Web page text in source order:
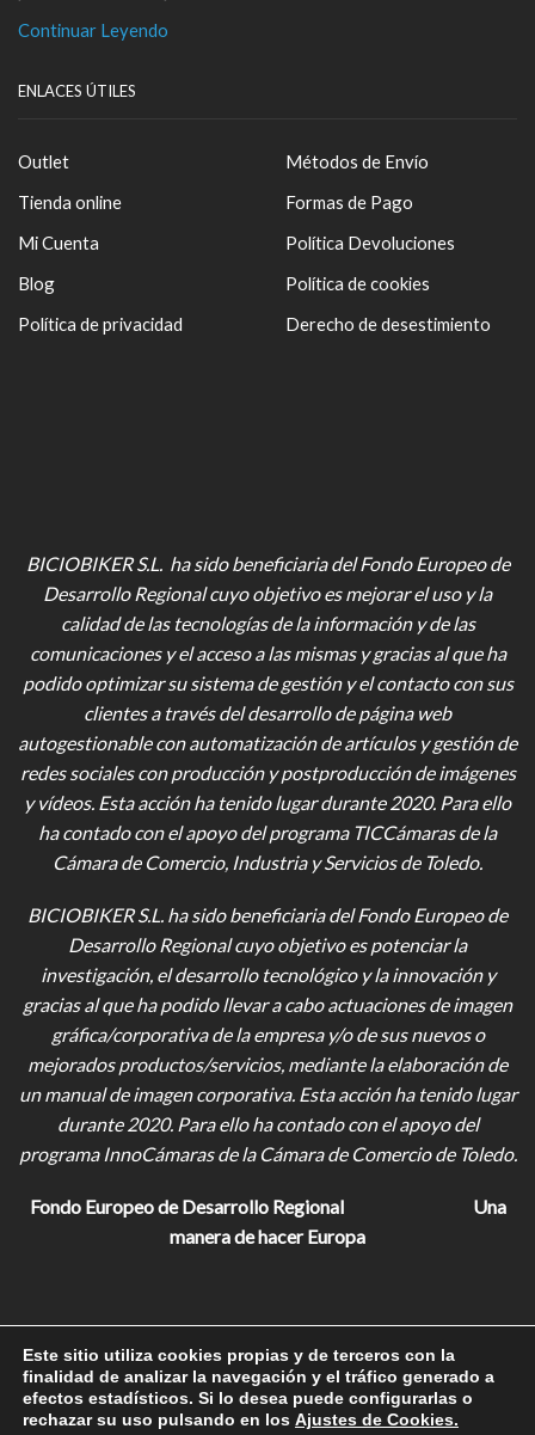
Continuar Leyendo
ENLACES ÚTILES
Outlet
Tienda online
Mi Cuenta
Blog
Política de privacidad
Métodos de Envío
Formas de Pago
Política Devoluciones
Política de cookies
Derecho de desestimiento
BICIOBIKER S.L. ha sido beneficiaria del Fondo Europeo de
Desarrollo Regional cuyo objetivo es mejorar el uso y la
calidad de las tecnologías de la información y de las
comunicaciones y el acceso a las mismas y gracias al que ha
podido optimizar su sistema de gestión y el contacto con sus
clientes a través del desarrollo de página web
autogestionable con automatización de artículos y gestión de
redes sociales con producción y postproducción de imágenes
y vídeos. Esta acción ha tenido lugar durante 2020. Para ello
ha contado con el apoyo del programa TICCámaras de la
Cámara de Comercio, Industria y Servicios de Toledo.
BICIOBIKER S.L. ha sido beneficiaria del Fondo Europeo de
Desarrollo Regional cuyo objetivo es potenciar la
investigación, el desarrollo tecnológico y la innovación y
gracias al que ha podido llevar a cabo actuaciones de imagen
gráfica/corporativa de la empresa y/o de sus nuevos o
mejorados productos/servicios, mediante la elaboración de
un manual de imagen corporativa. Esta acción ha tenido lugar
durante 2020. Para ello ha contado con el apoyo del
programa InnoCámaras de la Cámara de Comercio de Toledo.
Fondo Europeo de Desarrollo Regional
Una
manera de hacer Europa
Designed with by LOVE Studios. –Ver Certificado RGPD
Este sitio utiliza cookies propias y de terceros con la
finalidad de analizar la navegación y el tráfico generado a
efectos estadísticos. Si lo desea puede configurarlas o
rechazar su uso pulsando en los Ajustes de Cookies.